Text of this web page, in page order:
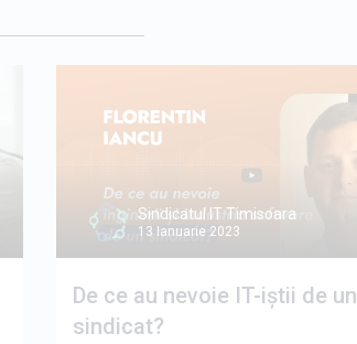
Sindicatul IT Timisoara
13 Ianuarie 2023
De ce au nevoie IT-iștii de un
sindicat?